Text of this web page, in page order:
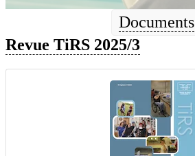
Documents
Revue TiRS 2025/3